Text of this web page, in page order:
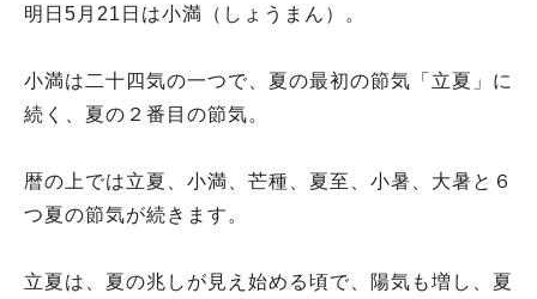
明日5月21日は小満（しょうまん）。
小満は二十四気の一つで、夏の最初の節気「立夏」に
続く、夏の２番目の節気。
暦の上では立夏、小満、芒種、夏至、小暑、大暑と６
つ夏の節気が続きます。
立夏は、夏の兆しが見え始める頃で、陽気も増し、夏